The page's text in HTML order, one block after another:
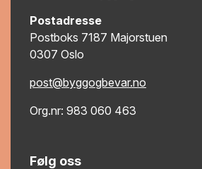
Postadresse
Postboks 7187 Majorstuen
0307 Oslo
post@byggogbevar.no
Org.nr: 983 060 463
Følg oss